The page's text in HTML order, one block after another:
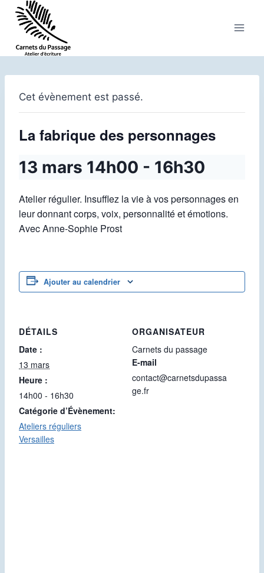
Aller
contenu
Cet évènement est passé.
La fabrique des personnages
13 mars 14h00 - 16h30
Atelier régulier. Insufflez la vie à vos personnages en
leur donnant corps, voix, personnalité et émotions.
Avec Anne-Sophie Prost
Ajouter au calendrier
DÉTAILS
Date :
13 mars
Heure :
14h00 - 16h30
Catégorie d’Évènement:
Ateliers réguliers
Versailles
ORGANISATEUR
Carnets du passage
E-mail
contact@carnetsdupassa
ge.fr